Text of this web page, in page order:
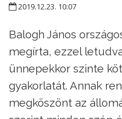
2019.12.23. 10:07
Balogh János
megírta, ezzel
ünnepekkor szinte
gyakorlatát. Annak
megköszönt az